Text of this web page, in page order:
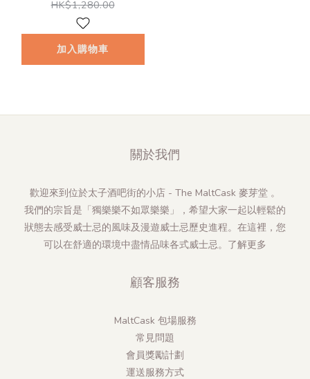
No.34
HK$1,280.00
加入購物車
關於我們
歡迎來到位於太子酒吧街的小店 - The MaltCask 麥芽堂 。
我們的宗旨是「獨樂樂不如眾樂樂」，希望大家一起以輕鬆的
狀態去感受威士忌的風味及漫遊威士忌歷史進程。在這裡，您
可以在舒適的環境中盡情品味各式威士忌。 了解更多
顧客服務
MaltCask 包場服務
常見問題
會員獎勵計劃
運送服務方式